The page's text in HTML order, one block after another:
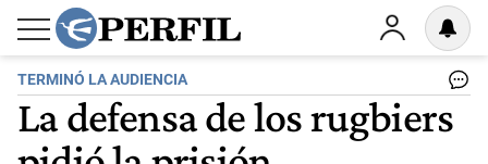
TERMINÓ LA AUDIENCIA
La defensa de los rugbiers